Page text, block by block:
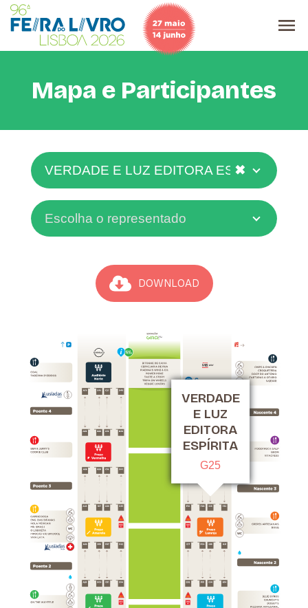
Mapa e Participantes
VERDADE E LUZ EDITORA ESPÍRITA
✖
Escolha o representado
DOWNLOAD
VERDADE
E LUZ
EDITORA
ESPÍRITA
G25